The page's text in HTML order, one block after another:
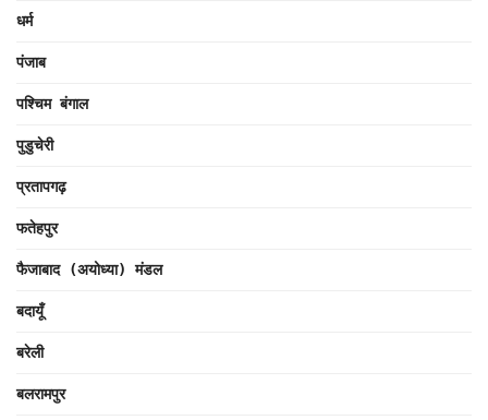
धर्म
पंजाब
पश्चिम बंगाल
पुडुचेरी
प्रतापगढ़
फतेहपुर
फैजाबाद (अयोध्या) मंडल
बदायूँ
बरेली
बलरामपुर